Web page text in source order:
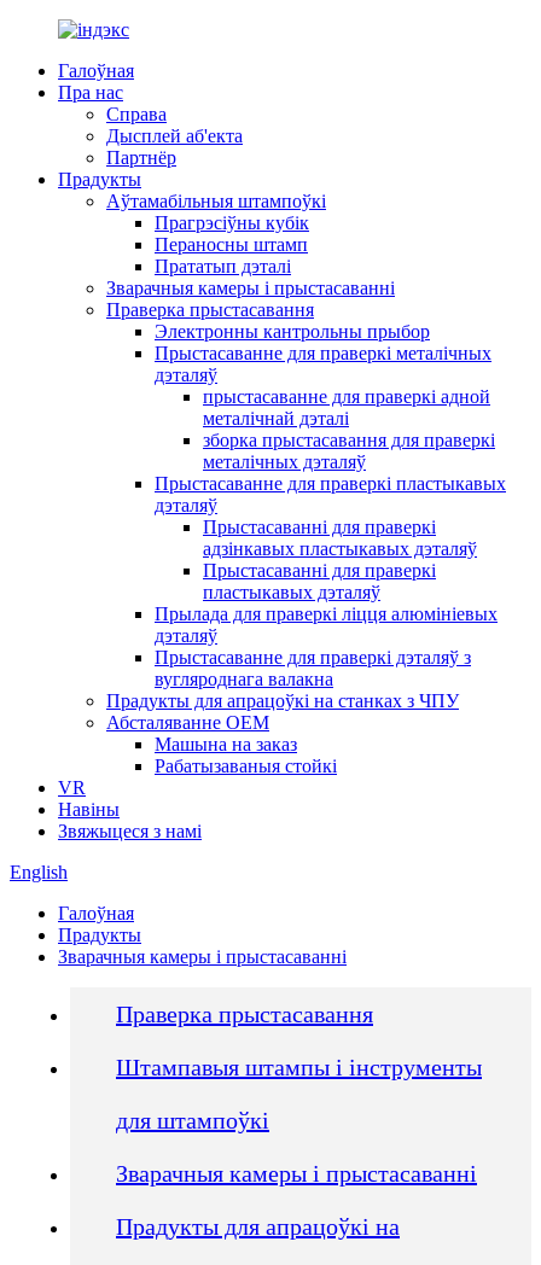
Галоўная
Пра нас
Справа
Дысплей аб'екта
Партнёр
Прадукты
Аўтамабільныя штампоўкі
Прагрэсіўны кубік
Пераносны штамп
Прататып дэталі
Зварачныя камеры і прыстасаванні
Праверка прыстасавання
Электронны кантрольны прыбор
Прыстасаванне для праверкі металічных
дэталяў
прыстасаванне для праверкі адной
металічнай дэталі
зборка прыстасавання для праверкі
металічных дэталяў
Прыстасаванне для праверкі пластыкавых
дэталяў
Прыстасаванні для праверкі
адзінкавых пластыкавых дэталяў
Прыстасаванні для праверкі
пластыкавых дэталяў
Прылада для праверкі ліцця алюмініевых
дэталяў
Прыстасаванне для праверкі дэталяў з
вугляроднага валакна
Прадукты для апрацоўкі на станках з ЧПУ
Абсталяванне OEM
Машына на заказ
Рабатызаваныя стойкі
VR
Навіны
Звяжыцеся з намі
English
Галоўная
Прадукты
Зварачныя камеры і прыстасаванні
Праверка прыстасавання
Штампавыя штампы і інструменты
для штампоўкі
Зварачныя камеры і прыстасаванні
Прадукты для апрацоўкі на